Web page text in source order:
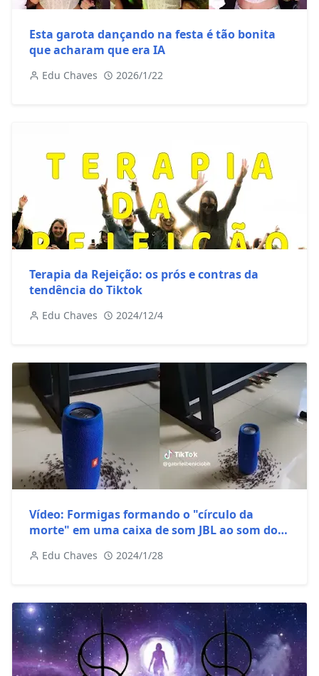
Esta garota dançando na festa é tão bonita
que acharam que era IA
Edu Chaves 2026/1/22
Terapia da Rejeição: os prós e contras da
tendência do Tiktok
Edu Chaves 2024/12/4
Vídeo: Formigas formando o "círculo da
morte" em uma caixa de som JBL ao som do
Edu Chaves 2024/1/28